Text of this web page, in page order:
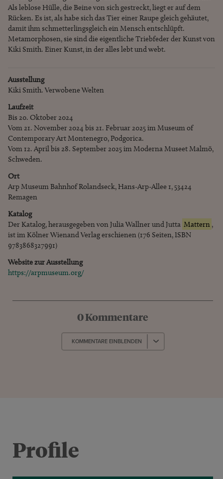
Als leblose Hülle, die Beine von sich gestreckt, liegt er auf dem
Rücken. Es ist, als habe sich das Tier einer Raupe gleich gehäutet,
damit ihm schmetterlingsgleich ein Mensch entschlüpft.
Metamorphosen, sie sind die eigentliche Triebfeder der Kunst von
Kiki Smith. Einer Kunst, in der alles lebt und webt.
Ausstellung
Kiki Smith. Verwobene Welten
Laufzeit
Bis 20. Oktober 2024
Vom 21. November 2024 bis 21. Februar 2025 im Museum of
Contemporary Art Montenegro, Podgorica.
Vom 12. April bis 28. September 2025 im Moderna Museet Malmö,
Schweden.
Ort
Arp Museum Bahnhof Rolandseck, Hans-Arp-Allee 1, 53424
Remagen
Katalog
Der Katalog, herausgegeben von Julia Wallner und Jutta Mattern ,
ist im Kölner Wienand Verlag erschienen (176 Seiten, ISBN
9783868327991)
Website zur Ausstellung
https://arpmuseum.org/
0 Kommentare
KOMMENTARE EINBLENDEN
Profile